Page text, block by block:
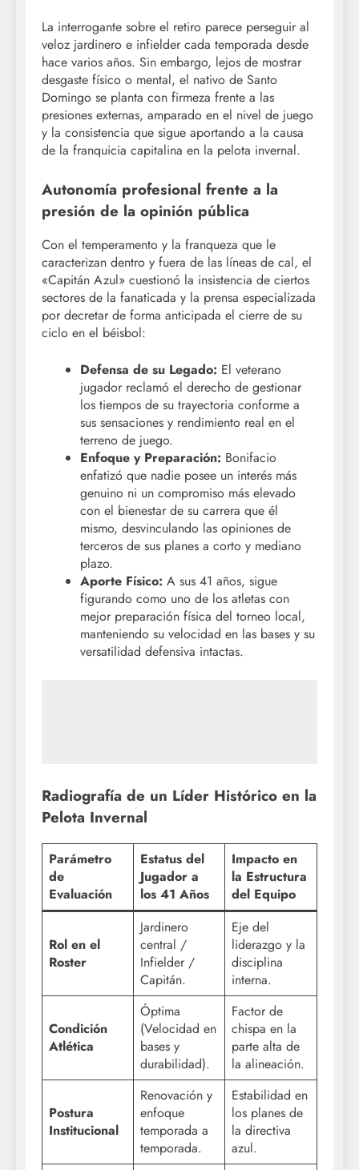
La interrogante sobre el retiro parece perseguir al
veloz jardinero e infielder cada temporada desde
hace varios años. Sin embargo, lejos de mostrar
desgaste físico o mental, el nativo de Santo
Domingo se planta con firmeza frente a las
presiones externas, amparado en el nivel de juego
y la consistencia que sigue aportando a la causa
de la franquicia capitalina en la pelota invernal.
Autonomía profesional frente a la
presión de la opinión pública
Con el temperamento y la franqueza que le
caracterizan dentro y fuera de las líneas de cal, el
«Capitán Azul» cuestionó la insistencia de ciertos
sectores de la fanaticada y la prensa especializada
por decretar de forma anticipada el cierre de su
ciclo en el béisbol:
Defensa de su Legado: El veterano
jugador reclamó el derecho de gestionar
los tiempos de su trayectoria conforme a
sus sensaciones y rendimiento real en el
terreno de juego.
Enfoque y Preparación: Bonifacio
enfatizó que nadie posee un interés más
genuino ni un compromiso más elevado
con el bienestar de su carrera que él
mismo, desvinculando las opiniones de
terceros de sus planes a corto y mediano
plazo.
Aporte Físico: A sus 41 años, sigue
figurando como uno de los atletas con
mejor preparación física del torneo local,
manteniendo su velocidad en las bases y su
versatilidad defensiva intactas.
Radiografía de un Líder Histórico en la
Pelota Invernal
Parámetro
de
Evaluación
Estatus del
Jugador a
los 41 Años
Impacto en
la Estructura
del Equipo
Rol en el
Roster
Jardinero
central /
Infielder /
Capitán.
Eje del
liderazgo y la
disciplina
interna.
Condición
Atlética
Óptima
(Velocidad en
bases y
durabilidad).
Factor de
chispa en la
parte alta de
la alineación.
Postura
Institucional
Renovación y
enfoque
temporada a
temporada.
Estabilidad en
los planes de
la directiva
azul.